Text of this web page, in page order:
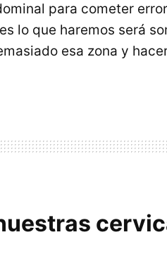
para cometer
lo que haremos será
esa zona y